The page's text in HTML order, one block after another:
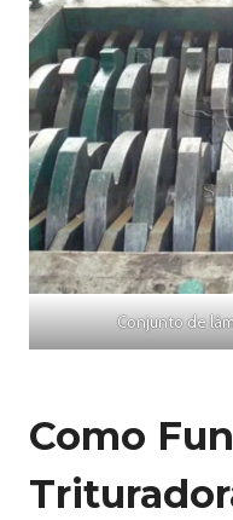
Conjunto de
Como